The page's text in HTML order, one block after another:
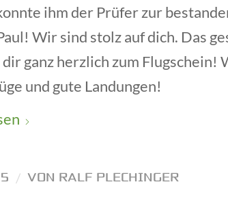
ihm der Prüfer zur
Wir sind stolz auf dich. Das
ganz herzlich zum Flugschein!
und gute Landungen!
/ VON RALF PLECHINGER